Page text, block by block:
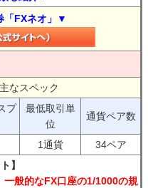
「FXネオ」▼
なスペック
プ
最低取引単
位
通貨ペア数
1通貨
34ペア
】
一般的なFX口座の1/1000の規